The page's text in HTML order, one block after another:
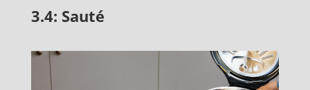
3.4: Sauté